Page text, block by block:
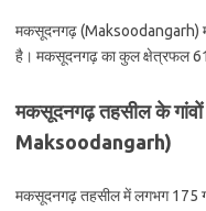
मकसूदनगढ़ (Maksoodangarh)
है। मकसूदनगढ़ का कुल क्षेत्रफल
मकसूदनगढ़ तहसील के
Maksoodangarh)
मकसूदनगढ़ तहसील में लगभग 175